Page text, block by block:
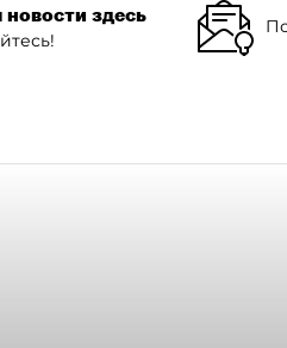
здесь